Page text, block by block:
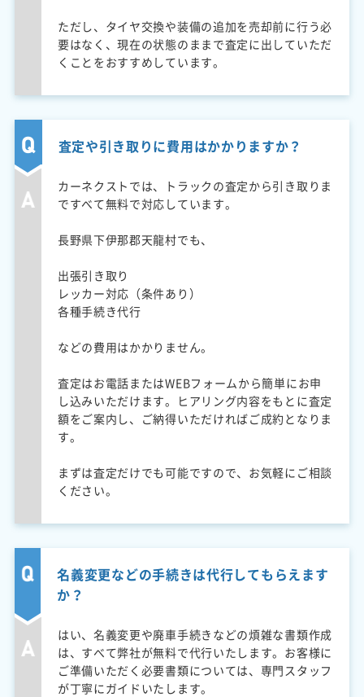
ただし、タイヤ交換や装備の追加を売却前に行う必
要はなく、現在の状態のままで査定に出していただ
くことをおすすめしています。
査定や引き取りに費用はかかりますか？
カーネクストでは、トラックの査定から引き取りま
ですべて無料で対応しています。
長野県下伊那郡天龍村でも、
出張引き取り
レッカー対応（条件あり）
各種手続き代行
などの費用はかかりません。
査定はお電話またはWEBフォームから簡単にお申
し込みいただけます。ヒアリング内容をもとに査定
額をご案内し、ご納得いただければご成約となりま
す。
まずは査定だけでも可能ですので、お気軽にご相談
ください。
名義変更などの手続きは代行してもらえます
か？
はい、名義変更や廃車手続きなどの煩雑な書類作成
は、すべて弊社が無料で代行いたします。お客様に
ご準備いただく必要書類については、専門スタッフ
が丁寧にガイドいたします。